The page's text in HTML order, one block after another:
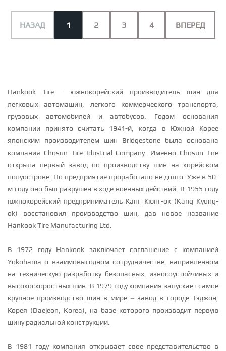
НАЗАД 1 2 3 4 ВПЕРЕД
Hankook Tire - южнокорейский производитель шин для
легковых автомашин, легкого коммерческого транспорта,
грузовых автомобилей и автобусов. Годом основания
компании принято считать 1941-й, когда в Южной Корее
японским производителем шин Bridgestone была основана
компания Chosun Tire Idustrial Company. Именно Chosun Tire
открыла первый завод по производству шин на корейском
полуострове. Но предприятие проработало не долго. Уже в 50-
м году оно был разрушен в ходе военных действий. В 1955 году
южнокорейский предприниматель Канг Кюнг-ок (Kang Kyung-
ok) восстановил производство шин, дав новое название
Hankook Tire Manufacturing Ltd.
В 1972 году Hankook заключает соглашение с компанией
Yokohama о взаимовыгодном сотрудничестве, направленном
на техническую разработку безопасных, износоустойчивых и
высокоскоростных шин. В 1979 году компания запускает самое
крупное производство шин в мире – завод в городе Тэджон,
Корея (Daejeon, Korea), на базе которого производит первую
шину радиальной конструкции.
В 1981 году компания открывает свое представительство в